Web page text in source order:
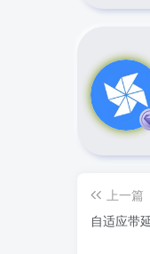
上一篇
自适应带